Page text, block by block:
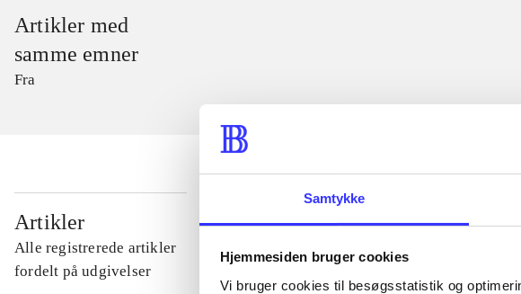
Samtykke
Hjemmesiden bruger cookies
Vi bruger cookies til besøgsstatistik og
Artikler med
samme emner
Fra
Artikler
Alle registrerede artikler
fordelt på udgivelser